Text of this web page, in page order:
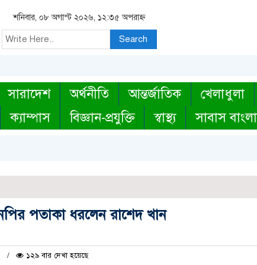
শনিবার, ০৮ অগাস্ট ২০২৬, ১২:৩৫ অপরাহ্ন
Search
সারাদেশ অর্থনীতি আন্তর্জাতিক খেলাধুলা
ক্যাম্পাস বিজ্ঞান-প্রযুক্তি স্বাস্থ্য সাবাস
পতাকা ধরলেন রাশেদ খান
১২৯ বার দেখা হয়েছে